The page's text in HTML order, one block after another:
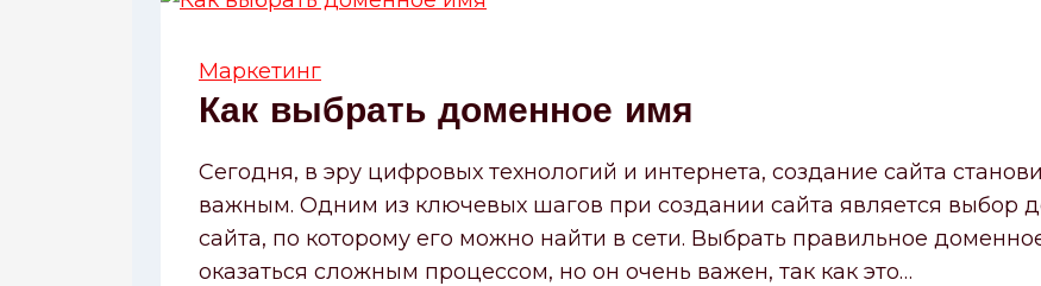
Маркетинг
Как выбрать доменное имя
Сегодня, в эру цифровых технологий и интернета, создание сайта
важным. Одним из ключевых шагов при создании сайта является выбор
сайта, по которому его можно найти в сети. Выбрать правильное
оказаться сложным процессом, но он очень важен, так как это…